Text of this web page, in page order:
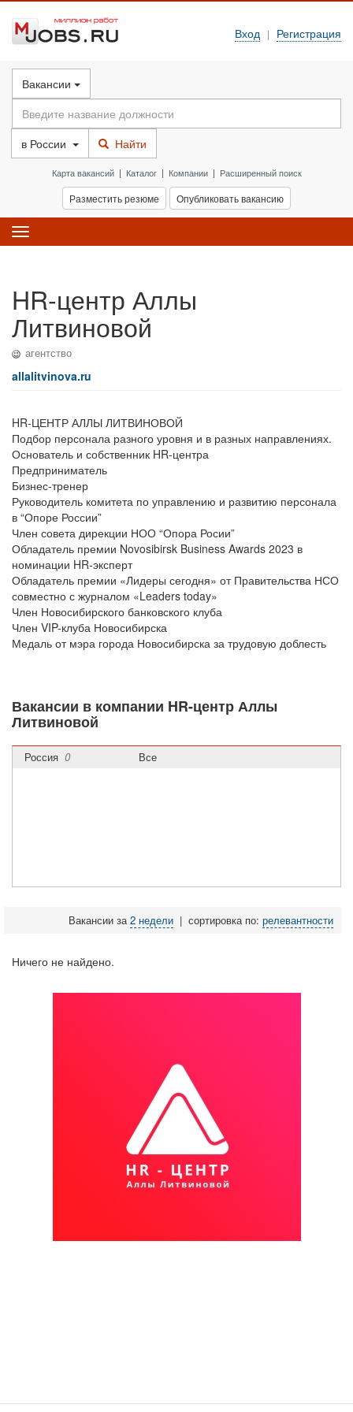
Вход | Регистрация
Вакансии
в России Найти
Карта вакансий| Каталог| Компании| Расширенный поиск
Разместить резюме Опубликовать вакансию
Toggle
navigation
HR-центр Аллы
Литвиновой
агентство
allalitvinova.ru
HR-ЦЕНТР АЛЛЫ ЛИТВИНОВОЙ
Подбор персонала разного уровня и в разных направлениях.
Основатель и собственник HR-центра
Предприниматель
Бизнес-тренер
Руководитель комитета по управлению и развитию персонала
в “Опоре России”
Член совета дирекции НОО “Опора Росии”
Обладатель премии Novosibirsk Business Awards 2023 в
номинации HR-эксперт
Обладатель премии «Лидеры сегодня» от Правительства НСО
совместно с журналом «Leaders today»
Член Новосибирского банковского клуба
Член VIP-клуба Новосибирска
Медаль от мэра города Новосибирска за трудовую доблесть
Вакансии в компании HR-центр Аллы
Литвиновой
Россия 0 Все
Вакансии за2 недели | сортировка по: релевантности
Ничего не найдено.